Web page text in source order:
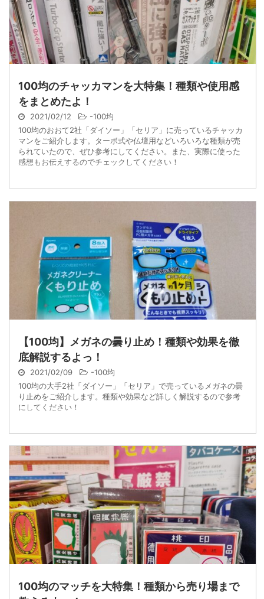
100均のチャッカマンを大特集！種類や使用感
をまとめたよ！
2021/02/12 -100均
100均のおおて2社「ダイソー」「セリア」に売っているチャッカ
マンをご紹介します。ターボ式や仏壇用などいろいろな種類が売
られていたので、ぜひ参考にしてください。また、実際に使った
感想もお伝えするのでチェックしてください！
【100均】メガネの曇り止め！種類や効果を徹
底解説するよっ！
2021/02/09 -100均
100均の大手2社「ダイソー」「セリア」で売っているメガネの曇
り止めをご紹介します。種類や効果など詳しく解説するので参考
にしてください！
100均のマッチを大特集！種類から売り場まで